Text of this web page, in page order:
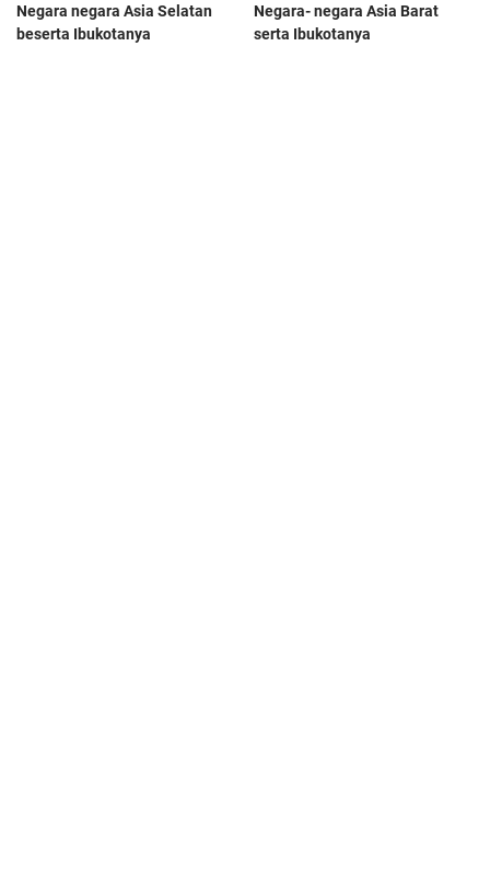
Negara negara Asia Selatan
beserta Ibukotanya
Negara- negara Asia Barat
serta Ibukotanya